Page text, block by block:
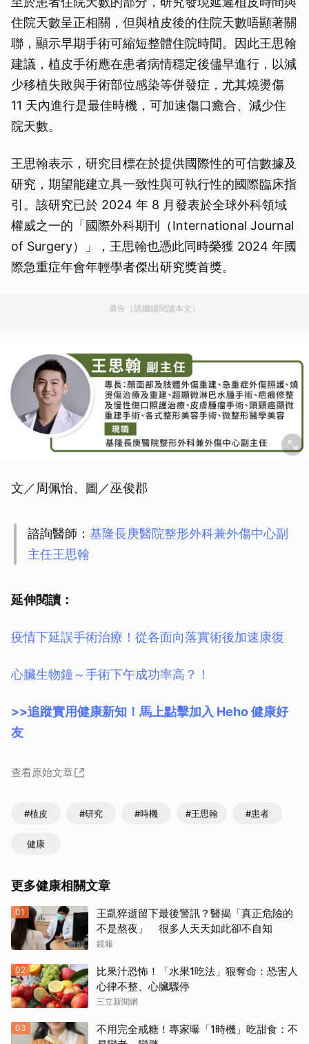
住院天數呈正相關，但與植皮後的住院天數唔顯著關
聯，顯示早期手術可縮短整體住院時間。因此王思翰
建議，植皮手術應在患者病情穩定後儘早進行，以減
少移植失敗與手術部位感染等併發症，尤其燒燙傷
11 天內進行是最佳時機，可加速傷口癒合、減少住
院天數。
王思翰表示，研究目標在於提供國際性的可信數據及
研究，期望能建立具一致性與可執行性的國際臨床指
引。該研究已於 2024 年 8 月發表於全球外科領域
權威之一的「國際外科期刊（International Journal
of Surgery）」，王思翰也憑此同時榮獲 2024 年國
際急重症年會年輕學者傑出研究獎首獎。
廣告（請繼續閱讀本文）
文／周佩怡、圖／巫俊郡
諮詢醫師： 基隆長庚醫院整形外科兼外傷中心副
主任王思翰
延伸閱讀：
疫情下延誤手術治療！從各面向落實術後加速康復
心臟生物鐘～手術下午成功率高？！
>>追蹤實用健康新知！馬上點擊加入 Heho 健康好
友
查看原始文章
#植皮 #研究 #時機 #王思翰 #患者
健康
更多健康相關文章
01
王凱猝逝留下最後警訊？醫揭「真正危險的
不是熬夜」 很多人天天如此卻不自知
鏡報
02
比果汁恐怖！「水果1吃法」狠奪命：恐害人
心律不整、心臟驟停
三立新聞網
03
不用完全戒糖！專家曝「1時機」吃甜食：不